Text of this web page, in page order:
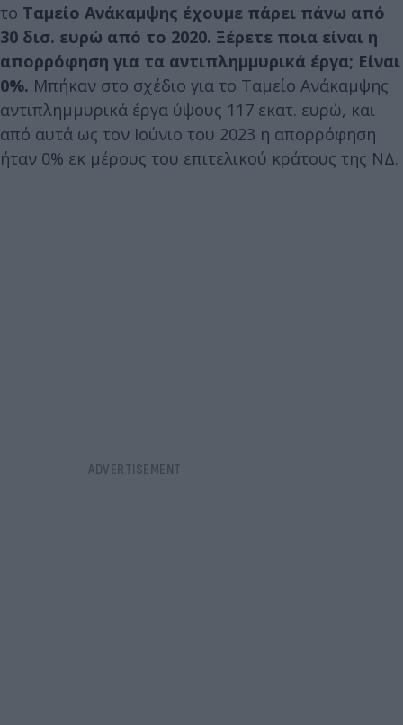
το Ταμείο Ανάκαμψης έχουμε πάρει πάνω από
30 δισ. ευρώ από το 2020. Ξέρετε ποια είναι η
απορρόφηση για τα αντιπλημμυρικά έργα; Είναι
0%. Μπήκαν στο σχέδιο για το Ταμείο Ανάκαμψης
αντιπλημμυρικά έργα ύψους 117 εκατ. ευρώ, και
από αυτά ως τον Ιούνιο του 2023 η απορρόφηση
ήταν 0% εκ μέρους του επιτελικού κράτους της ΝΔ.